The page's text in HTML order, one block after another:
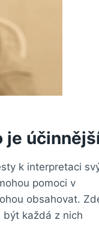
je
k interpretaci
pomoci v
obsahovat.
být každá z nich